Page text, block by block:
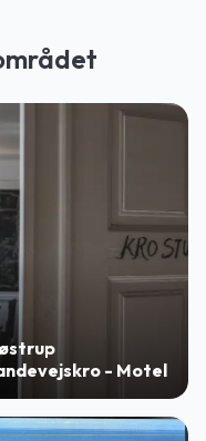
- Motel